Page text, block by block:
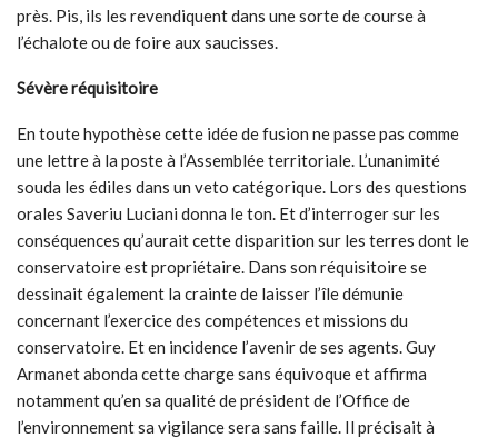
près. Pis, ils les revendiquent dans une sorte de course à
l’échalote ou de foire aux saucisses.
Sévère réquisitoire
En toute hypothèse cette idée de fusion ne passe pas comme
une lettre à la poste à l’Assemblée territoriale. L’unanimité
souda les édiles dans un veto catégorique. Lors des questions
orales Saveriu Luciani donna le ton. Et d’interroger sur les
conséquences qu’aurait cette disparition sur les terres dont le
conservatoire est propriétaire. Dans son réquisitoire se
dessinait également la crainte de laisser l’île démunie
concernant l’exercice des compétences et missions du
conservatoire. Et en incidence l’avenir de ses agents. Guy
Armanet abonda cette charge sans équivoque et affirma
notamment qu’en sa qualité de président de l’Office de
l’environnement sa vigilance sera sans faille. Il précisait à